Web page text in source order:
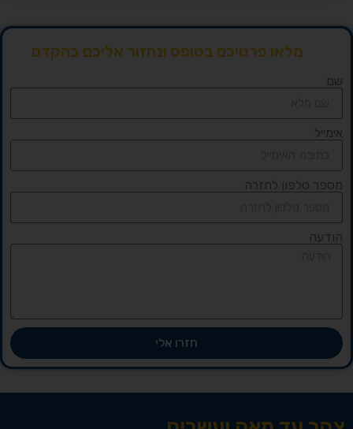
מלאו פרטיכם בטופס ונחזור אליכם בהקדם
שם
אימייל
מספר טלפון לחזרה
הודעה
חזרו אלי